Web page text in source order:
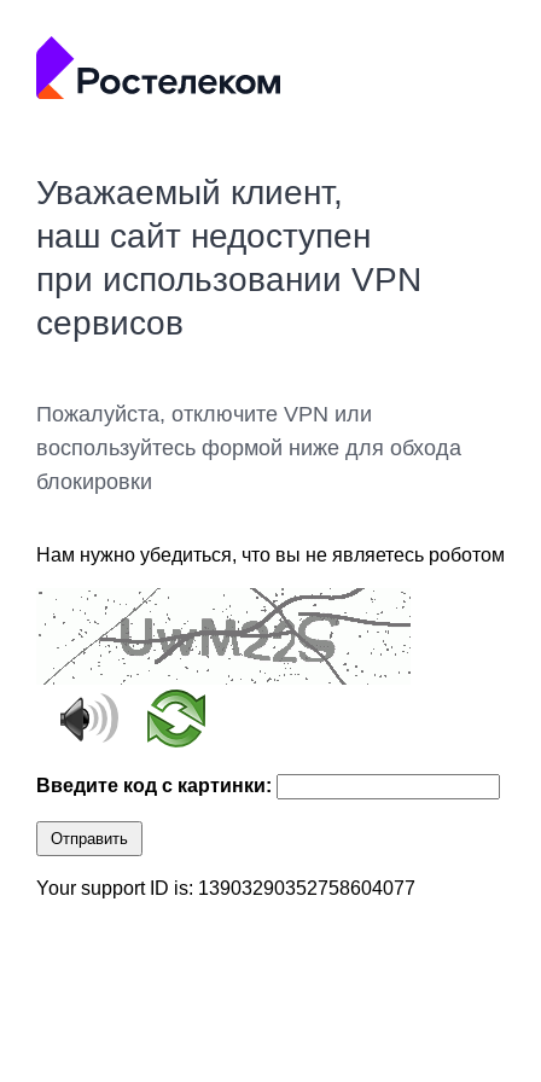
Уважаемый клиент,
наш сайт недоступен
при использовании VPN
сервисов
Пожалуйста, отключите VPN или
воспользуйтесь формой ниже для обхода
блокировки
Нам нужно убедиться, что вы не являетесь роботом
Введите код с картинки:
Отправить
Your support ID is: 13903290352758604077